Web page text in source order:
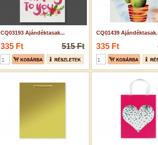
CQ03193 Ajándéktasak...
335 Ft 515 Ft
CQ01439
335 Ft